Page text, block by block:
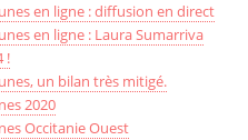
en ligne : diffusion en direct
en ligne : Laura Sumarriva
!
un bilan très mitigé.
2020
Occitanie Ouest